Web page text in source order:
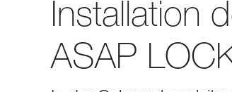
Installation
ASAP